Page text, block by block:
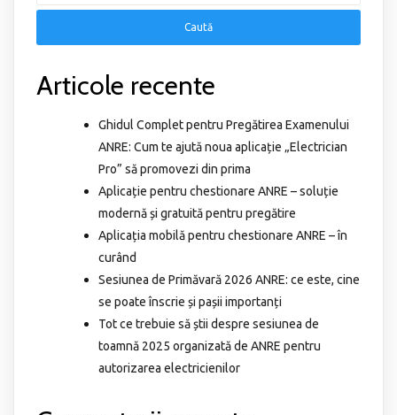
Articole recente
Ghidul Complet pentru Pregătirea Examenului
ANRE: Cum te ajută noua aplicație „Electrician
Pro” să promovezi din prima
Aplicație pentru chestionare ANRE – soluție
modernă și gratuită pentru pregătire
Aplicația mobilă pentru chestionare ANRE – în
curând
Sesiunea de Primăvară 2026 ANRE: ce este, cine
se poate înscrie și pașii importanți
Tot ce trebuie să știi despre sesiunea de
toamnă 2025 organizată de ANRE pentru
autorizarea electricienilor